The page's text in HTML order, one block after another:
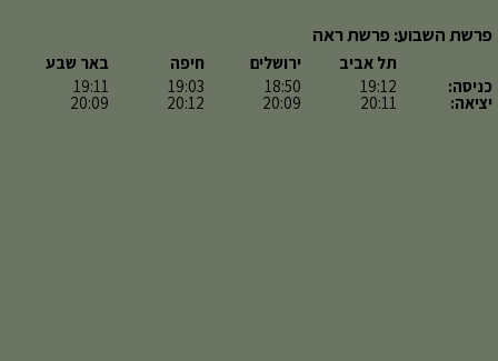
פרשת השבוע: פרשת ראה
כניסה:
יציאה:
תל אביב
19:12
20:11
ירושלים
18:50
20:09
חיפה
19:03
20:12
באר שבע
19:11
20:09